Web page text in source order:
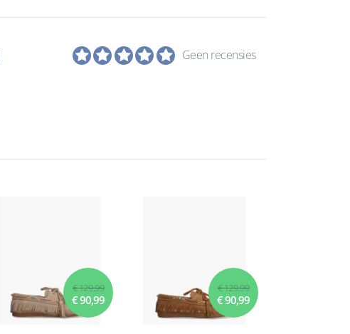
Geen recensies
€ 129,99
€ 90,99
€ 129,99
€ 90,99